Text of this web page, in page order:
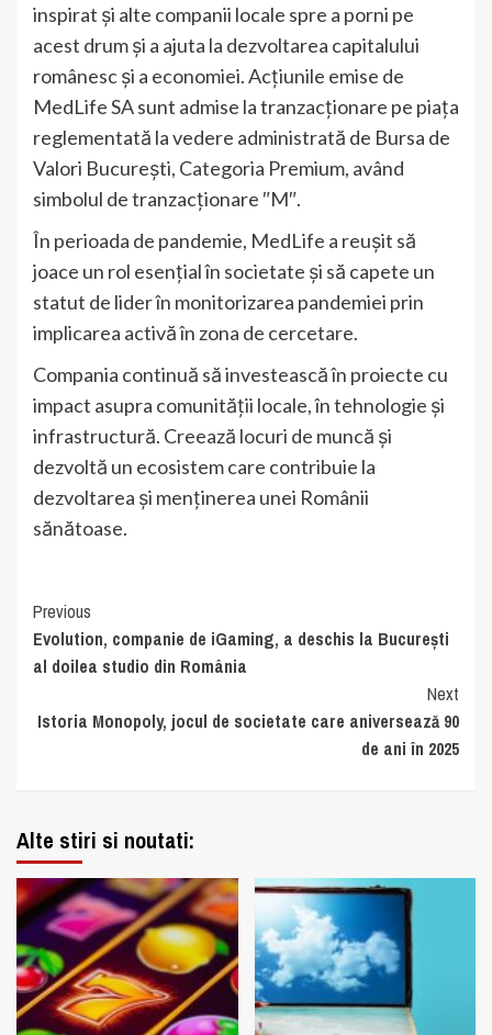
inspirat și alte companii locale spre a porni pe
acest drum și a ajuta la dezvoltarea capitalului
românesc și a economiei. Acțiunile emise de
MedLife SA sunt admise la tranzacționare pe piața
reglementată la vedere administrată de Bursa de
Valori București, Categoria Premium, având
simbolul de tranzacționare ″M″.
În perioada de pandemie, MedLife a reușit să
joace un rol esențial în societate și să capete un
statut de lider în monitorizarea pandemiei prin
implicarea activă în zona de cercetare.
Compania continuă să investească în proiecte cu
impact asupra comunității locale, în tehnologie și
infrastructură. Creează locuri de muncă și
dezvoltă un ecosistem care contribuie la
dezvoltarea și menținerea unei Românii
sănătoase.
Continue
Reading
Previous
Evolution, companie de iGaming, a deschis la București
al doilea studio din România
Next
Istoria Monopoly, jocul de societate care aniversează 90
de ani în 2025
Alte stiri si noutati: